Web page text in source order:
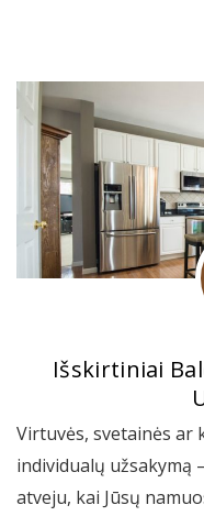
Išskirtiniai
Virtuvės, svetainės ar
individualų užsakymą
atveju, kai Jūsų